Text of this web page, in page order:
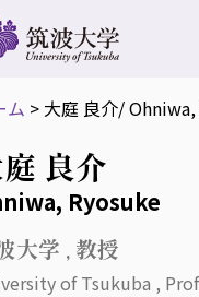
ム > 大庭 良介/
良介
Ryosuke
大学 , 教授
of Tsukuba ,